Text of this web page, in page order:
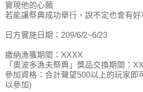
實現他的心願
若能讓祭典成功舉行，說不定也會有好
日方實施日期：209/6/2~6/23
繳納漁獲期間：XXXX
「奧波多漁夫祭典」獎品交換期間：
參加資格：合計聲望500以上的玩家即
以參加)